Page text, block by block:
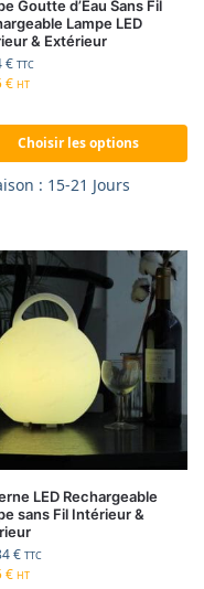
Goutte d’Eau Sans Fil
Lampe LED
& Extérieur
€ TTC
€ HT
Choisir les options
: 15-21 Jours
LED Rechargeable
sans Fil Intérieur &
€ TTC
€ HT